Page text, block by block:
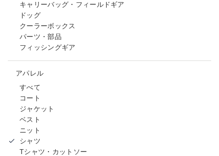
キャリーバッグ・フィールドギア
ドッグ
クーラーボックス
パーツ・部品
フィッシングギア
アパレル
すべて
コート
ジャケット
ベスト
ニット
シャツ
Tシャツ・カットソー